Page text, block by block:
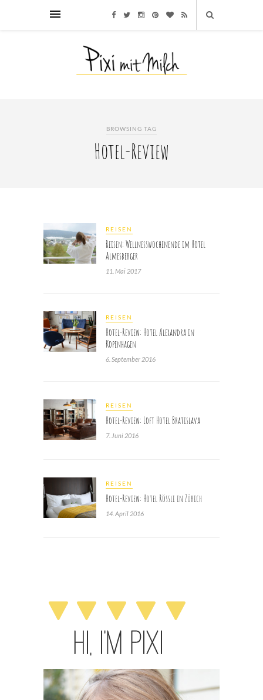
BROWSING TAG
Hotel-Review
REISEN
Reisen: Wellnesswochenende im Hotel
Almesberger
11. Mai 2017
REISEN
Hotel-Review: Hotel Alexandra in
Kopenhagen
6. September 2016
REISEN
Hotel-Review: Loft Hotel Bratislava
7. Juni 2016
REISEN
Hotel-Review: Hotel Rössli in Zürich
14. April 2016